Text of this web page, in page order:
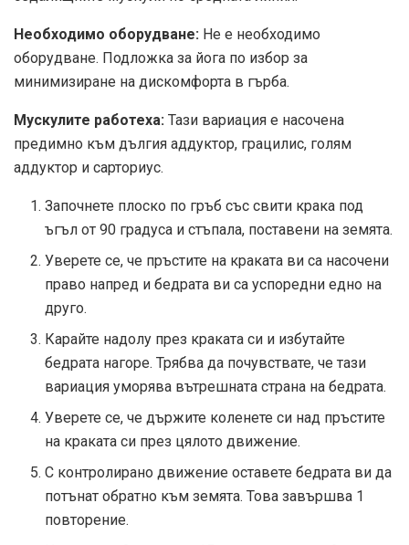
Необходимо оборудване: Не е необходимо
оборудване. Подложка за йога по избор за
минимизиране на дискомфорта в гърба.
Мускулите работеха: Тази вариация е насочена
предимно към дългия аддуктор, грацилис, голям
аддуктор и сарториус.
Започнете плоско по гръб със свити крака под
ъгъл от 90 градуса и стъпала, поставени на земята.
Уверете се, че пръстите на краката ви са насочени
право напред и бедрата ви са успоредни едно на
друго.
Карайте надолу през краката си и избутайте
бедрата нагоре. Трябва да почувствате, че тази
вариация уморява вътрешната страна на бедрата.
Уверете се, че държите коленете си над пръстите
на краката си през цялото движение.
С контролирано движение оставете бедрата ви да
потънат обратно към земята. Това завършва 1
повторение.